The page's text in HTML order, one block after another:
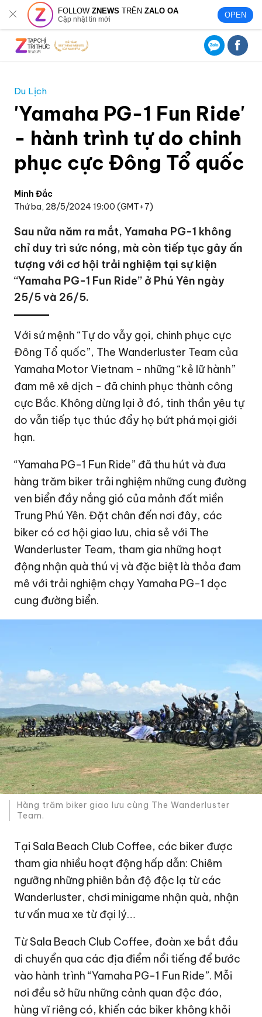
FOLLOWZNEWS TRÊNZALO OA
Cập nhật tin mới OPEN
Du Lịch
'Yamaha PG-1 Fun Ride'
- hành trình tự do chinh
phục cực Đông Tổ quốc
Minh Đắc
Thứ ba, 28/5/2024 19:00 (GMT+7)
Sau nửa năm ra mắt, Yamaha PG-1 không
chỉ duy trì sức nóng, mà còn tiếp tục gây ấn
tượng với cơ hội trải nghiệm tại sự kiện
“Yamaha PG-1 Fun Ride” ở Phú Yên ngày
25/5 và 26/5.
Với sứ mệnh “Tự do vẫy gọi, chinh phục cực
Đông Tổ quốc”, The Wanderluster Team của
Yamaha Motor Vietnam - những “kẻ lữ hành”
đam mê xê dịch - đã chinh phục thành công
cực Bắc. Không dừng lại ở đó, tinh thần yêu tự
do vẫn tiếp tục thúc đẩy họ bứt phá mọi giới
hạn.
“Yamaha PG-1 Fun Ride” đã thu hút và đưa
hàng trăm biker trải nghiệm những cung đường
ven biển đầy nắng gió của mảnh đất miền
Trung Phú Yên. Đặt chân đến nơi đây, các
biker có cơ hội giao lưu, chia sẻ với The
Wanderluster Team, tham gia những hoạt
động nhận quà thú vị và đặc biệt là thỏa đam
mê với trải nghiệm chạy Yamaha PG-1 dọc
cung đường biển.
Hàng trăm biker giao lưu cùng The Wanderluster
Team.
Tại Sala Beach Club Coffee, các biker được
tham gia nhiều hoạt động hấp dẫn: Chiêm
ngưỡng những phiên bản độ độc lạ từ các
Wanderluster, chơi minigame nhận quà, nhận
tư vấn mua xe từ đại lý…
Từ Sala Beach Club Coffee, đoàn xe bắt đầu
di chuyển qua các địa điểm nổi tiếng để bước
vào hành trình “Yamaha PG-1 Fun Ride”. Mỗi
nơi đều sở hữu những cảnh quan độc đáo,
hùng vĩ riêng có, khiến các biker không khỏi